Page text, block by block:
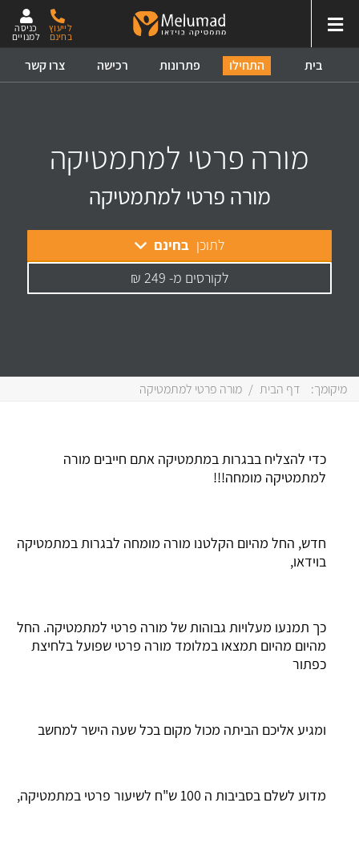
כניסה
למנויים
לייעוץ
בחינם
בית התחילו פתרונות רכישה צרו קשר
מורה פרטי למתמטיקה
מורה פרטי למתמטיקה
לתוכן בחינם
לקורסים מ- 249 ₪
מיקומך: דף הבית / מורה פרטי למתמטיקה
כדי להצליח בבגרות במתמטיקה אתם חייבים מורה
למתמטיקה מומחה!!!
חדש, החל מהיום הקלטנו מורה מומחה לבגרות במתמטיקה
בוידאו,
כך תמנעו מעלויות גבוהות של מורה פרטי למתמטיקה. החל
מהיום מהיום תמצאו במלומד מורה פרטי שפועל בלחיצת
כפתור
ומגיע אליכם הביתה מכול מקום בכל שעה הישר למחשב
מדוע לשלם בסביבות ה 100 ש"ח לשיעור פרטי במתמטיקה,